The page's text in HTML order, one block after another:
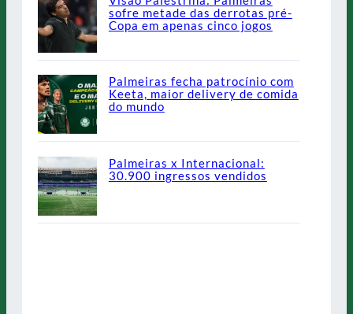
sofre metade das derrotas pré-
Copa em apenas cinco jogos
Palmeiras fecha patrocínio com
Keeta, maior delivery de comida
do mundo
Palmeiras x Internacional:
30.900 ingressos vendidos